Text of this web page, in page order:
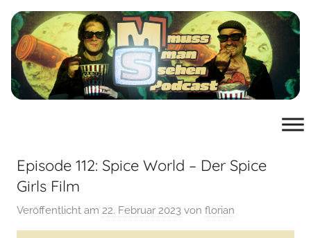
Zum
Inhalt
springen
sehen
Film-
mussmansehen.de
Episode 112: Spice World – Der Spice
Girls Film
Veröffentlicht am 22. Februar 2023 von florian